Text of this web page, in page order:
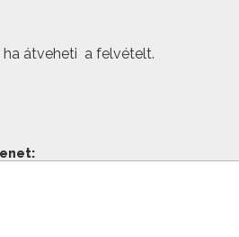
ha átveheti a felvételt.